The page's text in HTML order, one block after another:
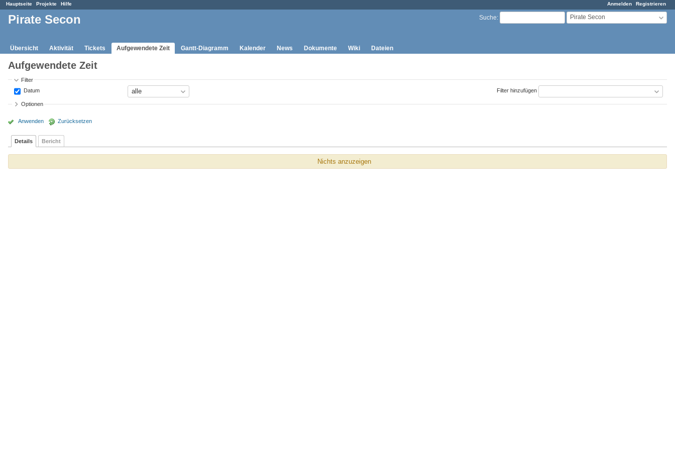
Anmelden Registrieren
Hauptseite Projekte Hilfe
Suche: Pirate Secon
Pirate Secon
Übersicht Aktivität Tickets Aufgewendete Zeit Gantt-Diagramm Kalender News Dokumente Wiki Dateien
Aufgewendete Zeit
Filter
Datum
Filter hinzufügen
Optionen
Anwenden Zurücksetzen
Details Bericht
Nichts anzuzeigen